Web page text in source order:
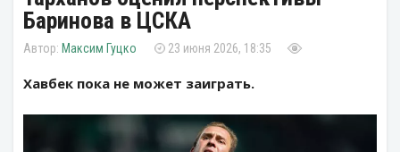
Баринова в ЦСКА
Максим Гуцко 23 июня 2026, 18:35
Хавбек пока не может заиграть.